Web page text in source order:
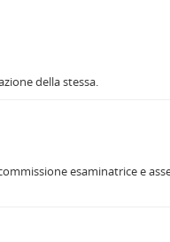
della stessa.
esaminatrice e